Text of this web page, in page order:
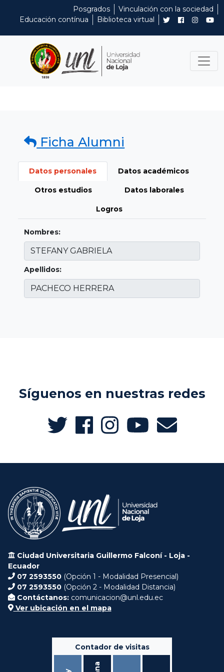
Posgrados
Vinculación con la sociedad
Educación contínua
Biblioteca virtual
Ficha Alumni
Datos personales Datos académicos
Otros estudios Datos laborales
Logros
Nombres:
Apellidos:
Síguenos en nuestras redes
Ciudad Universitaria Guillermo Falconí - Loja -
Ecuador
07 2593550 (Opción 1 - Modalidad Presencial)
07 2593550 (Opción 2 - Modalidad Distancia)
Contáctanos: comunicacion@unl.edu.ec
Ver ubicación en el mapa
Contador de visitas